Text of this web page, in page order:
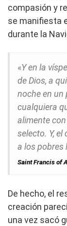
compasión y
se manifiesta
durante la
«Y en la
de Dios, a
noche en un
cualquiera
alimente
selecto. Y,
a los pobres
Saint Francis of
De hecho, el
creación
una vez sacó